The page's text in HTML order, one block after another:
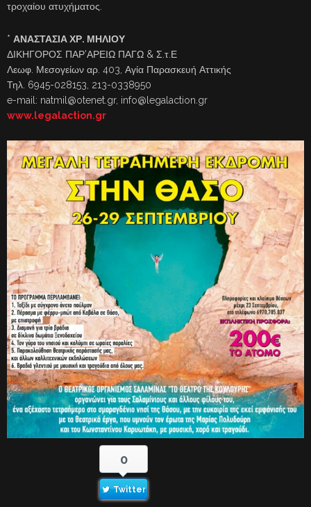
τροχαίου ατυχήματος.
* ΑΝΑΣΤΑΣΙΑ ΧΡ. ΜΗΛΙΟΥ
ΔΙΚΗΓΟΡΟΣ ΠΑΡ’ΑΡΕΙΩ ΠΑΓΩ & Σ.τ.Ε
Λεωφ. Μεσογείων αρ. 403, Αγία Παρασκευή Αττικής
Τηλ. 6945-028153, 213-0338950
e-mail: natmil@otenet.gr, info@legalaction.gr
www.legalaction.gr
0
Twitter